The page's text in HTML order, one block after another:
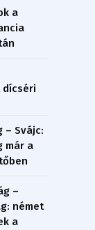
a
dícséri
– Svájc:
már a
–
német
a